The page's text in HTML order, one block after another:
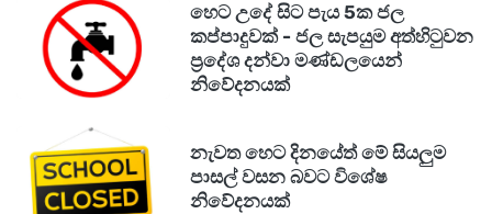
හෙට උදේ සිට පැය 5ක ජල
කප්පාදුවක් - ජල සැපයුම අත්හිටුවන
ප්‍රදේශ දන්වා මණ්ඩලයෙන්
නිවේදනයක්
නැවත හෙට දිනයේත් මේ සියලුම
පාසල් වසන බවට විශේෂ
නිවේදනයක්